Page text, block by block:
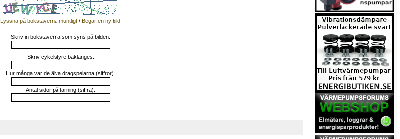
Lyssna på bokstäverna muntligt / Begär en ny bild
Skriv in bokstäverna som syns på bilden:
Skriv cykelstyre baklänges:
Hur många var de älva dragspelarna (siffror):
Antal sidor på tärning (siffra):